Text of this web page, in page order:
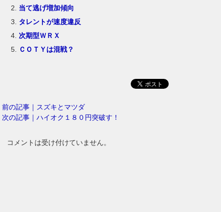
当て逃げ増加傾向
タレントが速度違反
次期型ＷＲＸ
ＣＯＴＹは混戦？
前の記事｜スズキとマツダ
次の記事｜ハイオク１８０円突破す！
コメントは受け付けていません。